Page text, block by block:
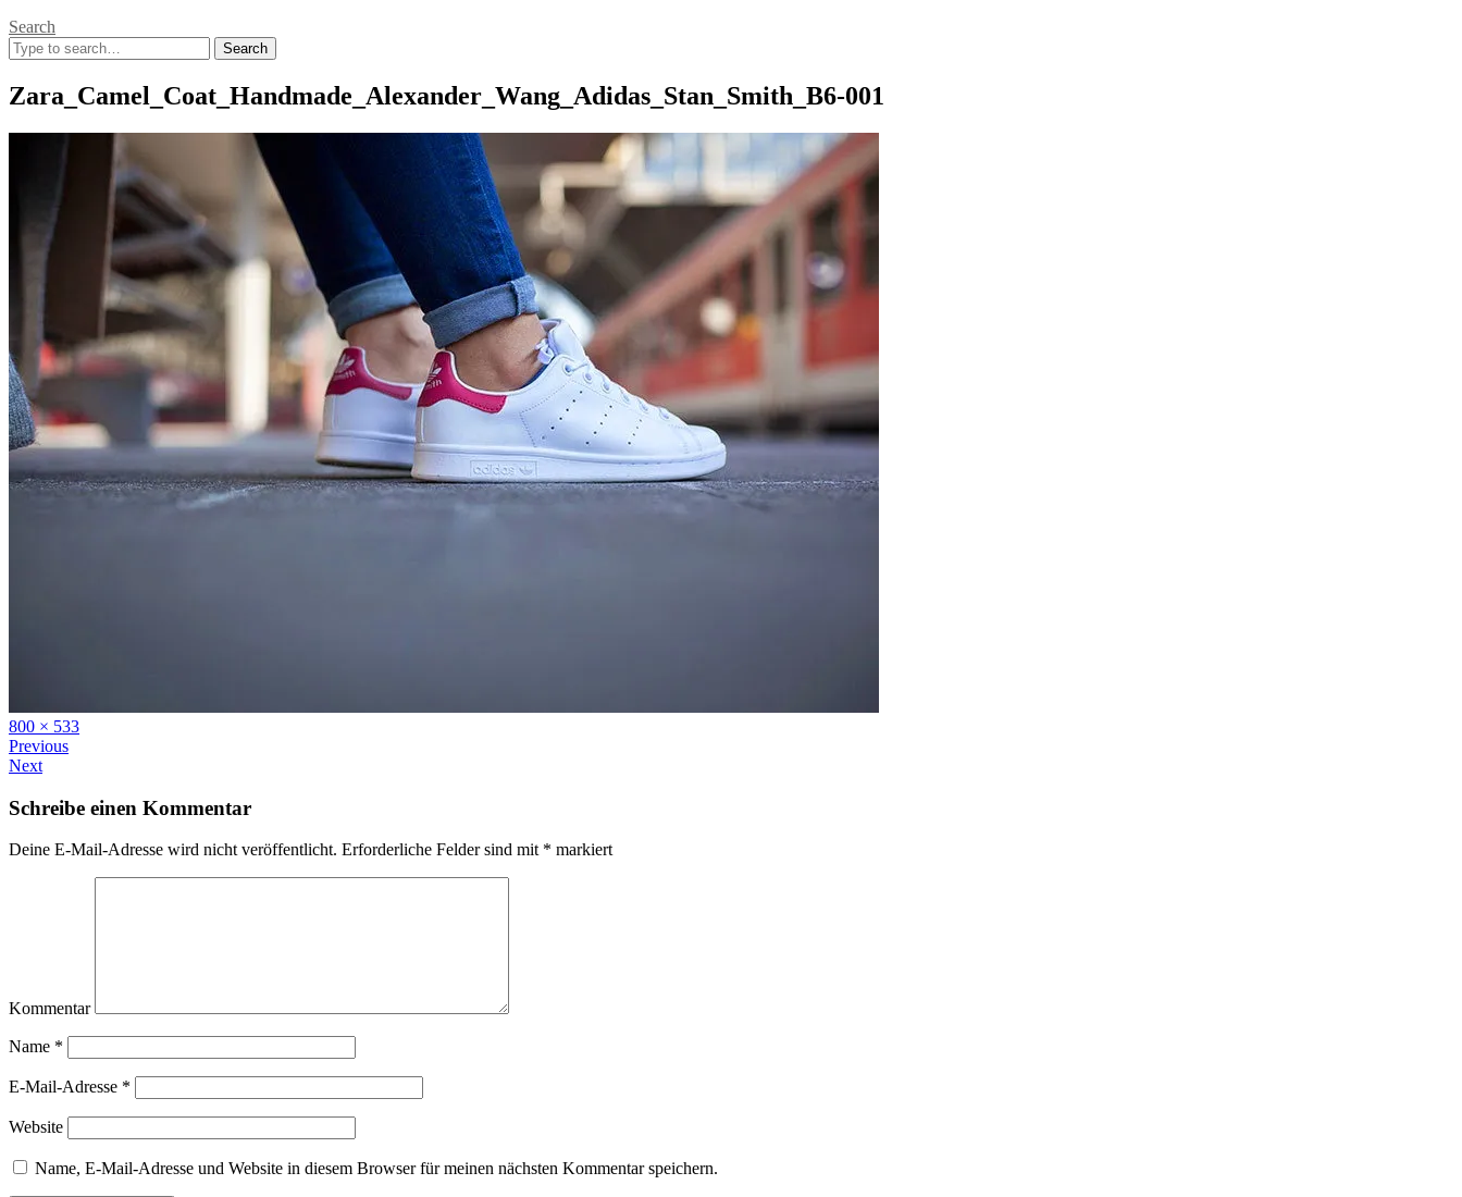
Search
Search
for:
Zara_Camel_Coat_Handmade_Alexander_Wang_Adidas_Stan_Smith_B6-001
Full
size
800 × 533
Previous
Next
Schreibe einen Kommentar
Deine E-Mail-Adresse wird nicht veröffentlicht. Erforderliche Felder sind mit * markiert
Kommentar
Name *
E-Mail-Adresse *
Website
Name, E-Mail-Adresse und Website in diesem Browser für meinen nächsten Kommentar speichern.